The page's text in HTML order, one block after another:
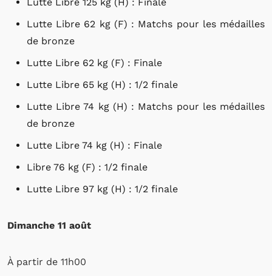
Lutte Libre 62 kg (F) : Matchs pour les médailles
de bronze
Lutte Libre 62 kg (F) : Finale
Lutte Libre 65 kg (H) : 1/2 finale
Lutte Libre 74 kg (H) : Matchs pour les médailles
de bronze
Lutte Libre 74 kg (H) : Finale
Libre 76 kg (F) : 1/2 finale
Lutte Libre 97 kg (H) : 1/2 finale
Dimanche 11 août
À partir de 11h00